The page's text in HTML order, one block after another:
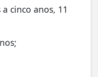
cinco anos, 11